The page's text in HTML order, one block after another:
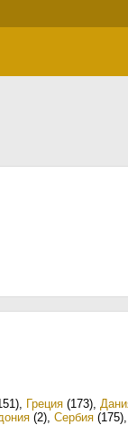
, Греция (173),
(2), Сербия (175),